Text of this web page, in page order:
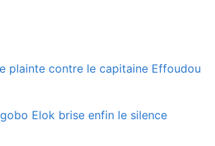
plainte contre le capitaine Effoudou
Elok brise enfin le silence